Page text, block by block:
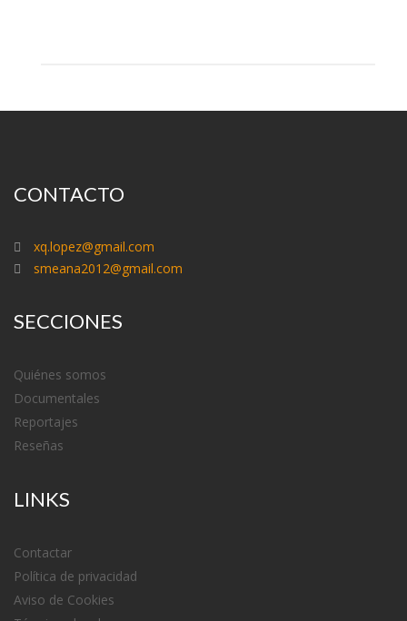
CONTACTO
xq.lopez@gmail.com
smeana2012@gmail.com
SECCIONES
Quiénes somos
Documentales
Reportajes
Reseñas
LINKS
Contactar
Política de privacidad
Aviso de Cookies